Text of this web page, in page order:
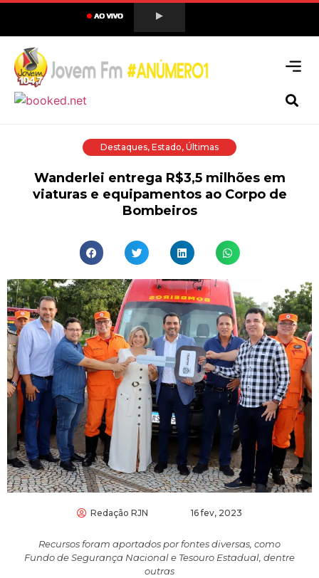
Destaques, Estado, Últimas
Wanderlei entrega R$3,5 milhões em
viaturas e equipamentos ao Corpo de
Bombeiros
Redação RJN 16 fev, 2023
Recursos foram aportados por fontes diversas, como
Fundo de Segurança Nacional e Tesouro Estadual, dentre
outras